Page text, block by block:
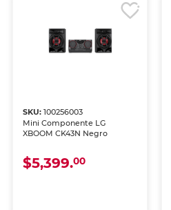
SKU:100256003
Mini Componente LG
XBOOM CK43N Negro
$5,399.00